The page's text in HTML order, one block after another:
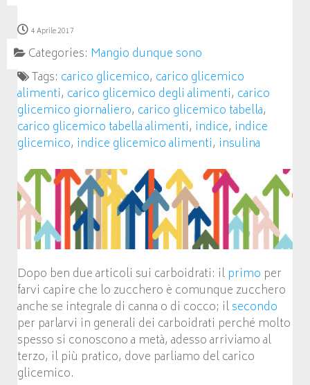
4 Aprile 2017
Categories: Mangio dunque sono
Tags: carico glicemico, carico glicemico
alimenti, carico glicemico degli alimenti, carico
glicemico giornaliero, carico glicemico tabella,
carico glicemico tabella alimenti, indice, indice
glicemico, indice glicemico alimenti, insulina
Dopo ben due articoli sui carboidrati: il primo per
farvi capire che lo zucchero è comunque zucchero
anche se integrale di canna o di cocco; ilsecondo
per parlarvi in generali dei carboidrati perché molto
spesso si conoscono a metà, adesso arriviamo al
terzo, il più pratico, dove parliamo del carico
glicemico.